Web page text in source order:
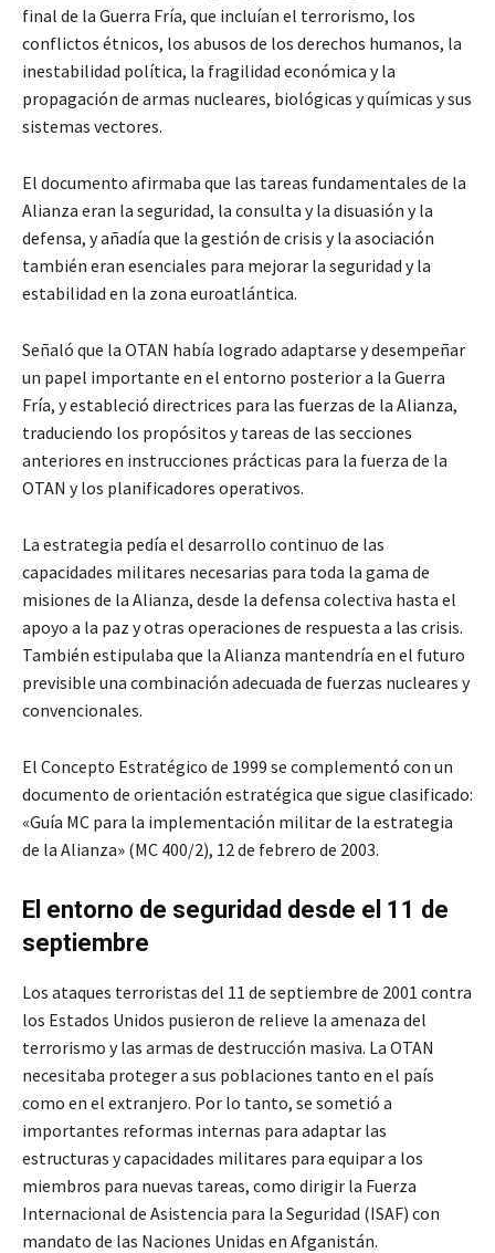
final de la Guerra Fría, que incluían el terrorismo, los
conflictos étnicos, los abusos de los derechos humanos, la
inestabilidad política, la fragilidad económica y la
propagación de armas nucleares, biológicas y químicas y sus
sistemas vectores.
El documento afirmaba que las tareas fundamentales de la
Alianza eran la seguridad, la consulta y la disuasión y la
defensa, y añadía que la gestión de crisis y la asociación
también eran esenciales para mejorar la seguridad y la
estabilidad en la zona euroatlántica.
Señaló que la OTAN había logrado adaptarse y desempeñar
un papel importante en el entorno posterior a la Guerra
Fría, y estableció directrices para las fuerzas de la Alianza,
traduciendo los propósitos y tareas de las secciones
anteriores en instrucciones prácticas para la fuerza de la
OTAN y los planificadores operativos.
La estrategia pedía el desarrollo continuo de las
capacidades militares necesarias para toda la gama de
misiones de la Alianza, desde la defensa colectiva hasta el
apoyo a la paz y otras operaciones de respuesta a las crisis.
También estipulaba que la Alianza mantendría en el futuro
previsible una combinación adecuada de fuerzas nucleares y
convencionales.
El Concepto Estratégico de 1999 se complementó con un
documento de orientación estratégica que sigue clasificado:
«Guía MC para la implementación militar de la estrategia
de la Alianza» (MC 400/2), 12 de febrero de 2003.
El entorno de seguridad desde el 11 de
septiembre
Los ataques terroristas del 11 de septiembre de 2001 contra
los Estados Unidos pusieron de relieve la amenaza del
terrorismo y las armas de destrucción masiva. La OTAN
necesitaba proteger a sus poblaciones tanto en el país
como en el extranjero. Por lo tanto, se sometió a
importantes reformas internas para adaptar las
estructuras y capacidades militares para equipar a los
miembros para nuevas tareas, como dirigir la Fuerza
Internacional de Asistencia para la Seguridad (ISAF) con
mandato de las Naciones Unidas en Afganistán.